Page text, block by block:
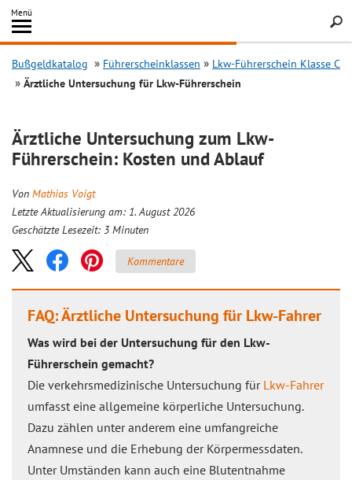
Inhalt
springen
Menü
Search
Bußgeldkatalog Führerscheinklassen
Lkw-Führerschein Klasse C
Ärztliche Untersuchung für Lkw-Führerschein
Ärztliche Untersuchung zum Lkw-
Führerschein: Kosten und Ablauf
Von Mathias Voigt
Letzte Aktualisierung am: 1. August 2026
Geschätzte Lesezeit: 3 Minuten
Kommentare
FAQ: Ärztliche Untersuchung für Lkw-Fahrer
Was wird bei der Untersuchung für den Lkw-
Führerschein gemacht?
Die verkehrsmedizinische Untersuchung für Lkw-Fahrer
umfasst eine allgemeine körperliche Untersuchung.
Dazu zählen unter anderem eine umfangreiche
Anamnese und die Erhebung der Körpermessdaten.
Unter Umständen kann auch eine Blutentnahme